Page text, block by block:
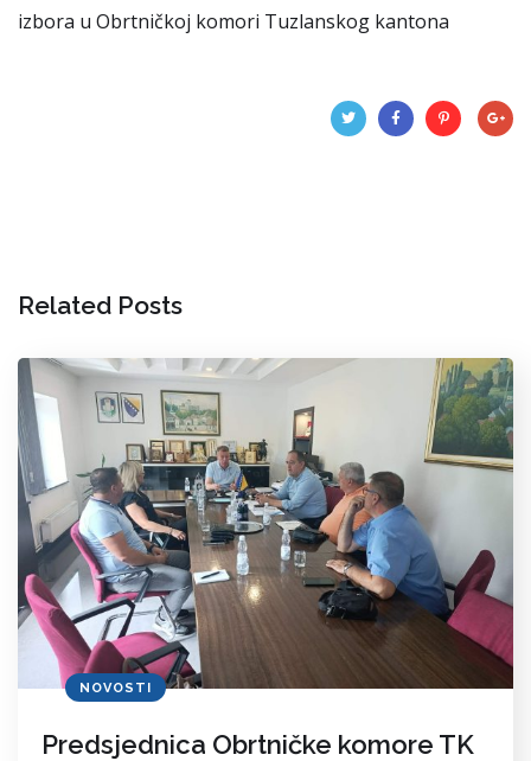
izbora u Obrtničkoj komori Tuzlanskog kantona
Related Posts
NOVOSTI
Predsjednica Obrtničke komore TK